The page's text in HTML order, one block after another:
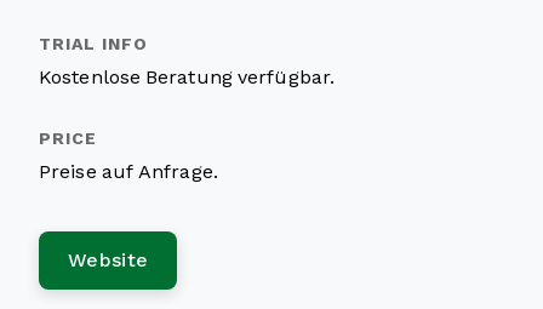
Kostenlose Beratung verfügbar.
Preise auf Anfrage.
Website